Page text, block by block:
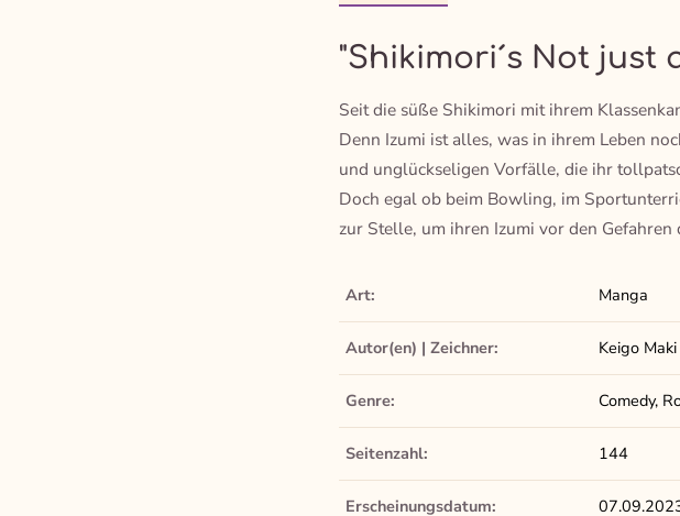
"Shikimori´s Not just
Seit die süße Shikimori mit ihrem
Denn Izumi ist alles, was in ihrem Leben
und unglückseligen Vorfälle, die ihr
Doch egal ob beim Bowling, im
zur Stelle, um ihren Izumi vor den Gefahren
Art: Manga
Autor(en) | Zeichner: Keigo Maki
Genre: Comedy,
Seitenzahl: 144
Erscheinungsdatum: